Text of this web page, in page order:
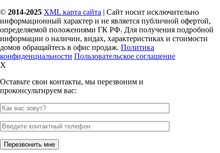
© 2014-2025 XML карта сайта | Сайт носит исключительно
информационный характер и не является публичной офертой,
определяемой положениями ГК РФ. Для получения подробной
информации о наличии, видах, характеристиках и стоимости
домов обращайтесь в офис продаж. Политика
конфиденциальности Пользовательское соглашение
X
Оставьте свои контакты, мы перезвоним и
проконсультируем вас: